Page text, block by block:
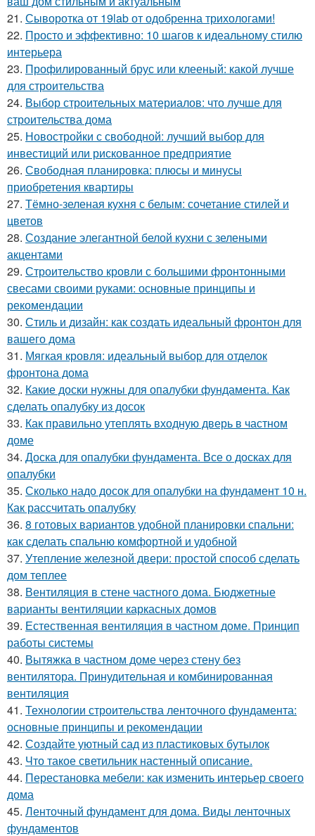
21. Сыворотка от 19lab от одобренна трихологами!
22. Просто и эффективно: 10 шагов к идеальному стилю
интерьера
23. Профилированный брус или клееный: какой лучше
для строительства
24. Выбор строительных материалов: что лучше для
строительства дома
25. Новостройки с свободной: лучший выбор для
инвестиций или рискованное предприятие
26. Свободная планировка: плюсы и минусы
приобретения квартиры
27. Тёмно-зеленая кухня с белым: сочетание стилей и
цветов
28. Создание элегантной белой кухни с зелеными
акцентами
29. Строительство кровли с большими фронтонными
свесами своими руками: основные принципы и
рекомендации
30. Стиль и дизайн: как создать идеальный фронтон для
вашего дома
31. Мягкая кровля: идеальный выбор для отделок
фронтона дома
32. Какие доски нужны для опалубки фундамента. Как
сделать опалубку из досок
33. Как правильно утеплять входную дверь в частном
доме
34. Доска для опалубки фундамента. Все о досках для
опалубки
35. Сколько надо досок для опалубки на фундамент 10 н.
Как рассчитать опалубку
36. 8 готовых вариантов удобной планировки спальни:
как сделать спальню комфортной и удобной
37. Утепление железной двери: простой способ сделать
дом теплее
38. Вентиляция в стене частного дома. Бюджетные
варианты вентиляции каркасных домов
39. Естественная вентиляция в частном доме. Принцип
работы системы
40. Вытяжка в частном доме через стену без
вентилятора. Принудительная и комбинированная
вентиляция
41. Технологии строительства ленточного фундамента:
основные принципы и рекомендации
42. Создайте уютный сад из пластиковых бутылок
43. Что такое светильник настенный описание.
44. Перестановка мебели: как изменить интерьер своего
дома
45. Ленточный фундамент для дома. Виды ленточных
фундаментов